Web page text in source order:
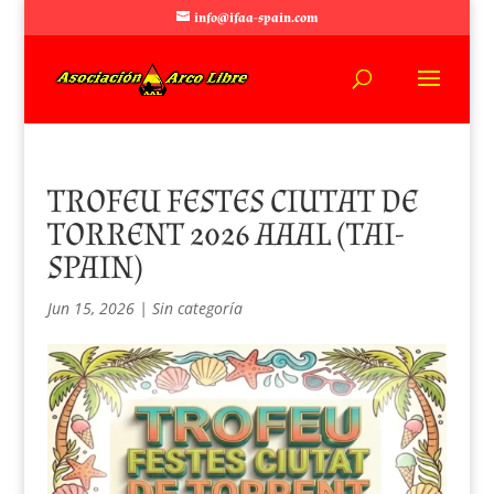
info@ifaa-spain.com
TROFEU FESTES CIUTAT DE
TORRENT 2026 AAAL (TAI-
SPAIN)
Jun 15, 2026| Sin categoría